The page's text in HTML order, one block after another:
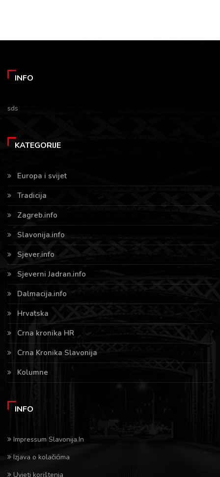
INFO
sds
KATEGORIJE
Europa i svijet
Tradicija
Zagreb.info
Slavonija.info
Sjever.info
Sjeverni Jadran.info
Dalmacija.info
Hrvatska
Crna kronika HR
Crna Kronika Slavonija
Kolumne
INFO
Impressum Slavonija.In
Izjava o kolačićima
Uvjeti korištenja